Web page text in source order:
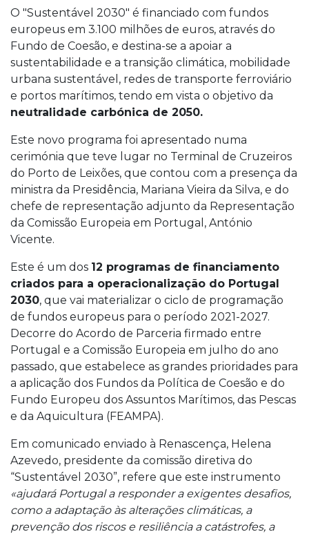
O "Sustentável 2030" é financiado com fundos
europeus em 3.100 milhões de euros, através do
Fundo de Coesão, e destina-se a apoiar a
sustentabilidade e a transição climática, mobilidade
urbana sustentável, redes de transporte ferroviário
e portos marítimos, tendo em vista o objetivo da
neutralidade carbónica de 2050.
Este novo programa foi apresentado numa
cerimónia que teve lugar no Terminal de Cruzeiros
do Porto de Leixões, que contou com a presença da
ministra da Presidência, Mariana Vieira da Silva, e do
chefe de representação adjunto da Representação
da Comissão Europeia em Portugal, António
Vicente.
Este é um dos 12 programas de financiamento
criados para a operacionalização do Portugal
2030, que vai materializar o ciclo de programação
de fundos europeus para o período 2021-2027.
Decorre do Acordo de Parceria firmado entre
Portugal e a Comissão Europeia em julho do ano
passado, que estabelece as grandes prioridades para
a aplicação dos Fundos da Política de Coesão e do
Fundo Europeu dos Assuntos Marítimos, das Pescas
e da Aquicultura (FEAMPA).
Em comunicado enviado à Renascença, Helena
Azevedo, presidente da comissão diretiva do
“Sustentável 2030”, refere que este instrumento
«ajudará Portugal a responder a exigentes desafios,
como a adaptação às alterações climáticas, a
prevenção dos riscos e resiliência a catástrofes, a